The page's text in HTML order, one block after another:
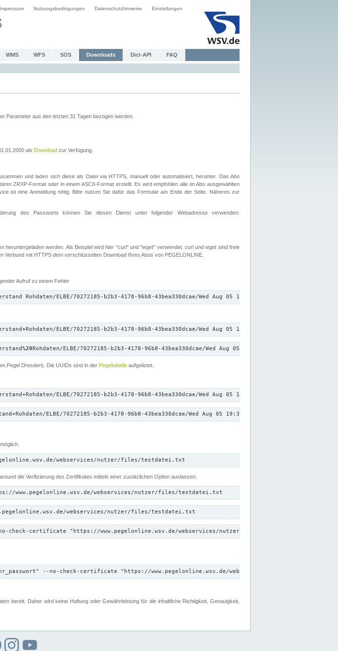
Impressum Nutzungsbedingungen Datenschutzhinweise Einstellungen
WMS WFS SOS Downloads Dict-API FAQ
Parameter aus den letzten 31 Tagen bezogen werden.
als Download zur Verfügung.
und laden sich diese als Datei via HTTPS, manuell oder automatisiert, herunter. Das Abo
ZRXP-Format oder in einem ASCII-Format erstellt. Es wird empfohlen alle im Abo ausgewählten
ist eine Anmeldung nötig. Bitte nutzen Sie dafür das Formular am Ende der Seite. Näheres zur
des Passworts können Sie diesen Dienst unter folgender Webadresse verwenden:
heruntergeladen werden. Als Beispiel wird hier "curl" und "wget" verwendet. curl und wget sind freie
mit HTTPS dem verschlüsselten Download Ihres Abos von PEGELONLINE.
Aufruf zu einem Fehler
Rohdaten/ELBE/70272185-b2b3-4178-96b8-43bea330dcae/Wed Aug 05 19:38:15 CEST 2026/down.txt"
+Rohdaten/ELBE/70272185-b2b3-4178-96b8-43bea330dcae/Wed Aug 05 19:38:15 CEST 2026/down.txt"
%20Rohdaten/ELBE/70272185-b2b3-4178-96b8-43bea330dcae/Wed Aug 05 19:38:15 CEST 2026/down.txt"
Pegel Dresden). Die UUIDs sind in der Pegeltabelle aufgelistet.
ELBE/70272185-b2b3-4178-96b8-43bea330dcae/Wed Aug 05 19:38:15 CEST 2026/down.txt"
ELBE/70272185-b2b3-4178-96b8-43bea330dcae/Wed Aug 05 19:38:15 CEST 2026/down.txt"
webservices/nutzer/files/testdatei.txt
die Verifizierung des Zertifikates mittels einer zusätzlichen Option auslassen.
www.pegelonline.wsv.de/webservices/nutzer/files/testdatei.txt
webservices/nutzer/files/testdatei.txt
check-certificate "https://www.pegelonline.wsv.de/webservices/nutzer/files/testdatei.txt"
--no-check-certificate "https://www.pegelonline.wsv.de/webservices/nutzer/files"
bereit. Daher wird keine Haftung oder Gewährleistung für die inhaltliche Richtigkeit, Genauigkeit,